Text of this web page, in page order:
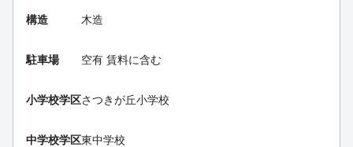
構造 木造
駐車場 空有 賃料に含む
小学校学区さつきが丘小学校
中学校学区東中学校